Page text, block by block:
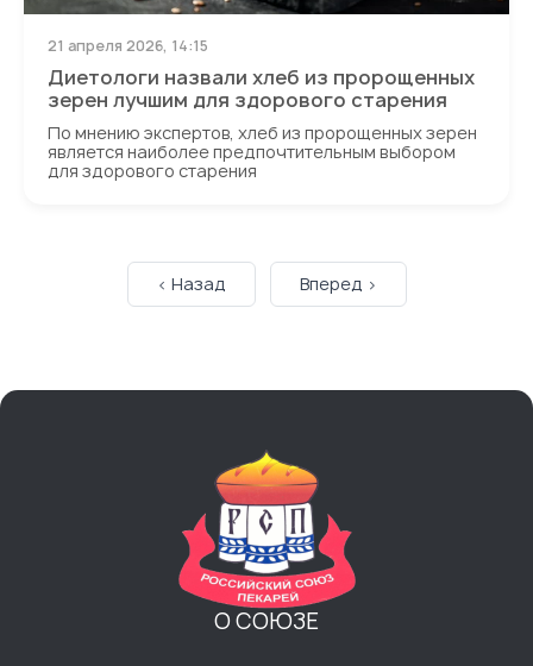
Диетологи назвали хлеб из пророщенных
зерен лучшим для здорового старения
21 апреля 2026, 14:15
По мнению экспертов, хлеб из пророщенных зерен
является наиболее предпочтительным выбором
для здорового старения
< Назад Вперед >
О СОЮЗЕ